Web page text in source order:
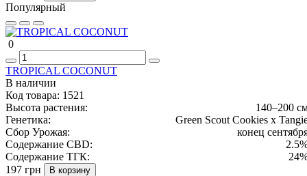
Популярный
0
TROPICAL COCONUT
В наличии
Код товара: 1521
Высота растения:
140–200
Генетика:
Green Scout Cookies x
Сбор Урожая:
конец
Содержание CBD:
Содержание ТГК:
197 грн
В корзину